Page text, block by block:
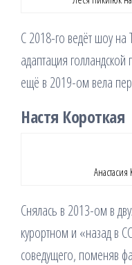
С 2018-го ведёт шоу на
адаптация
ещё в 2019-ом вела
Настя Короткая
Снялась в 2013-ом в
курортном и «назад в
соведущего, поменяв